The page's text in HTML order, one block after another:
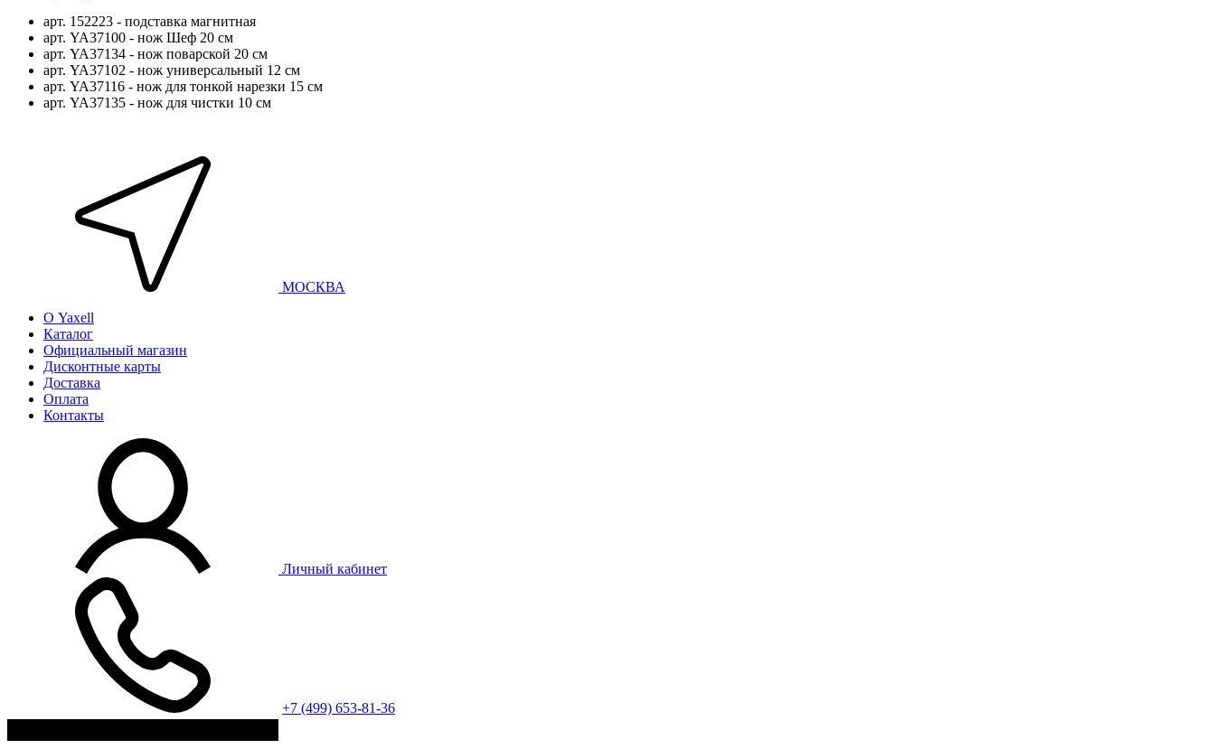
арт. 152223 - подставка магнитная
арт. YA37100 - нож Шеф 20 см
арт. YA37134 - нож поварской 20 см
арт. YA37102 - нож универсальный 12 см
арт. YA37116 - нож для тонкой нарезки 15 см
арт. YA37135 - нож для чистки 10 см
МОСКВА
О Yaxell
Каталог
Официальный магазин
Дисконтные карты
Доставка
Оплата
Контакты
Личный кабинет
+7 (499) 653-81-36